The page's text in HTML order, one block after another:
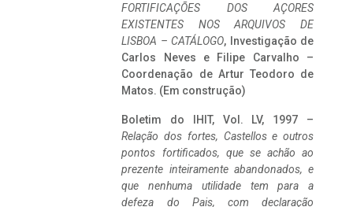
FORTIFICAÇÕES DOS AÇORES
EXISTENTES NOS ARQUIVOS DE
LISBOA – CATÁLOGO, Investigação de
Carlos Neves e Filipe Carvalho –
Coordenação de Artur Teodoro de
Matos. (Em construção)
Boletim do IHIT, Vol. LV, 1997 –
Relação dos fortes, Castellos e outros
pontos fortificados, que se achão ao
prezente inteiramente abandonados, e
que nenhuma utilidade tem para a
defeza do Pais, com declaração